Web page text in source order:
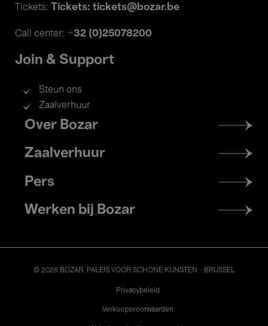
Tickets: Tickets: tickets@bozar.be
Call center: +32 (0)25078200
Join & Support
Steun ons
Zaalverhuur
Footer
menu
Over Bozar
Zaalverhuur
Pers
Werken bij Bozar
© 2026 BOZAR. PALEIS VOOR SCHONE KUNSTEN - BRUSSEL
Privacybeleid
Verkoopsvoorwaarden